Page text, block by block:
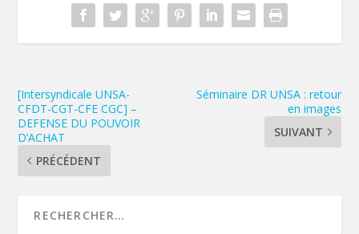
[Intersyndicale UNSA-
CFDT-CGT-CFE CGC] –
DEFENSE DU POUVOIR
D’ACHAT
PRÉCÉDENT
Séminaire DR UNSA : retour
en images
SUIVANT